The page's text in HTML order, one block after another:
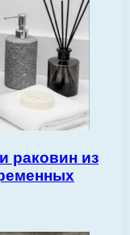
раковин из